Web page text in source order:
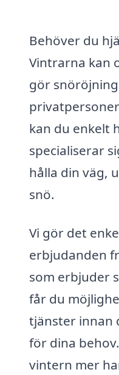
Behöver du
Vintrarna kan
gör
kan du enkelt
specialiserar
hålla din väg,
snö.
Vi gör det
erbjudanden
som erbjuder
får du
tjänster innan
för dina
vintern mer